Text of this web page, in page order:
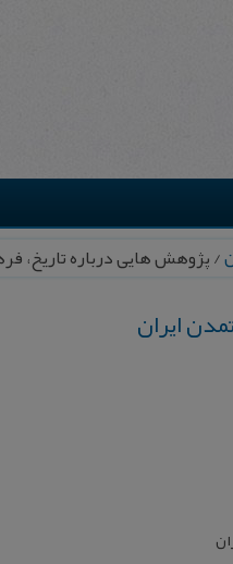
/ پژوهش‌ هایی درباره تاریخ،
ایران